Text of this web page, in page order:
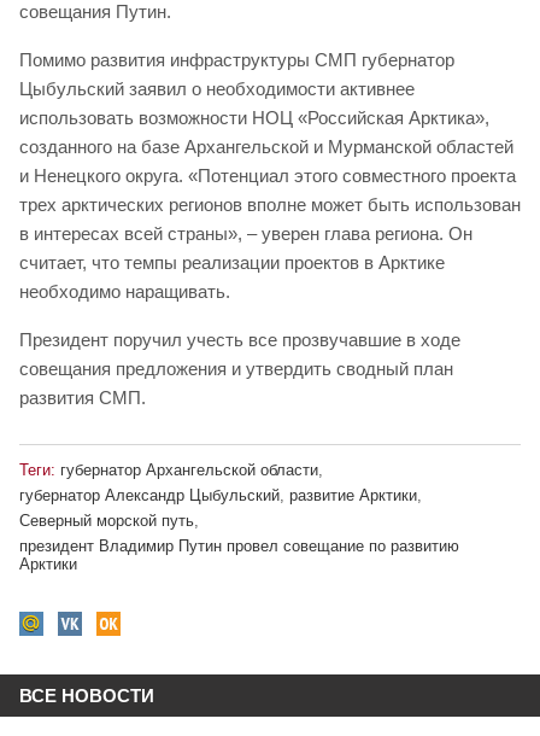
совещания Путин.
Помимо развития инфраструктуры СМП губернатор
Цыбульский заявил о необходимости активнее
использовать возможности НОЦ «Российская Арктика»,
созданного на базе Архангельской и Мурманской областей
и Ненецкого округа. «Потенциал этого совместного проекта
трех арктических регионов вполне может быть использован
в интересах всей страны», – уверен глава региона. Он
считает, что темпы реализации проектов в Арктике
необходимо наращивать.
Президент поручил учесть все прозвучавшие в ходе
совещания предложения и утвердить сводный план
развития СМП.
Теги: губернатор Архангельской области
губернатор Александр Цыбульский развитие Арктики
Северный морской путь,
президент Владимир Путин провел совещание по развитию
Арктики
ВСЕ НОВОСТИ